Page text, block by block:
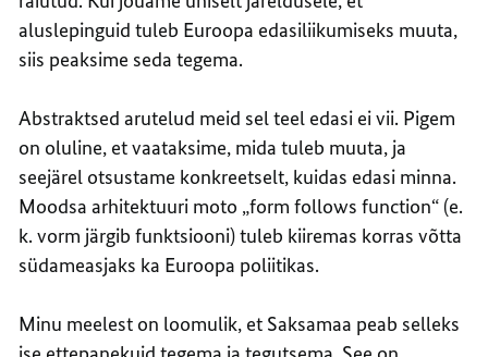
aluslepinguid tuleb Euroopa edasiliikumiseks muuta,
siis peaksime seda tegema.
Abstraktsed arutelud meid sel teel edasi ei vii. Pigem
on oluline, et vaataksime, mida tuleb muuta, ja
seejärel otsustame konkreetselt, kuidas edasi minna.
Moodsa arhitektuuri moto „form follows function“ (e.
k. vorm järgib funktsiooni) tuleb kiiremas korras võtta
südameasjaks ka Euroopa poliitikas.
Minu meelest on loomulik, et Saksamaa peab selleks